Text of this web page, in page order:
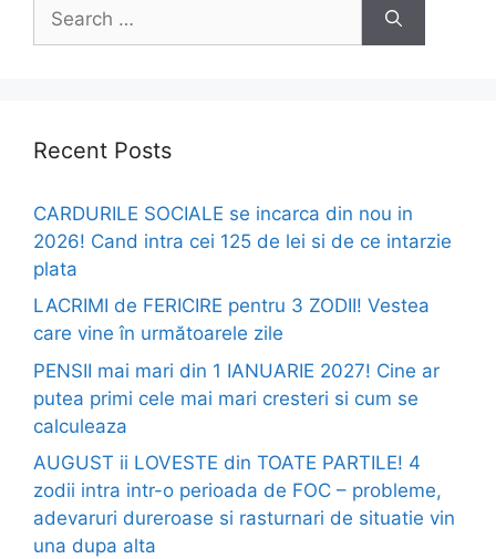
for:
Recent Posts
CARDURILE SOCIALE se incarca din nou in
2026! Cand intra cei 125 de lei si de ce intarzie
plata
LACRIMI de FERICIRE pentru 3 ZODII! Vestea
care vine în următoarele zile
PENSII mai mari din 1 IANUARIE 2027! Cine ar
putea primi cele mai mari cresteri si cum se
calculeaza
AUGUST ii LOVESTE din TOATE PARTILE! 4
zodii intra intr-o perioada de FOC – probleme,
adevaruri dureroase si rasturnari de situatie vin
una dupa alta